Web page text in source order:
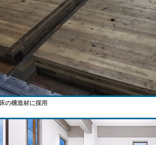
の構造材に採用